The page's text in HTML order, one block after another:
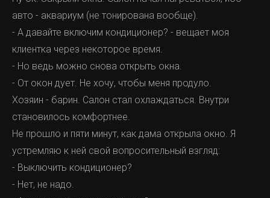
авто - аквариум (не тонирована вообще).
- А давайте включим кондиционер? - вещает моя
клиентка через некоторое время.
- Но ведь можно снова открыть окна.
- От окон дует. Не хочу, чтобы меня продуло.
Хозяин - барин. Салон стал охлаждаться. Внутри
становилось комфортнее.
Не прошло и пяти минут, как дама открыла окно. Я
устремляю к ней свой вопросительный взгляд:
- Выключить кондиционер?
- Нет, не надо.